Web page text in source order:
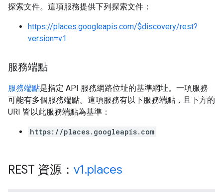
探索文件。這項服務提供下列探索文件：
https://places.googleapis.com/$discovery/rest?
version=v1
服務端點
服務端點是指定 API 服務網路位址的基準網址。一項服務
可能有多個服務端點。這項服務有以下服務端點，且下方的
URI 皆以此服務端點為基準：
https://places.googleapis.com
REST 資源： v1.places